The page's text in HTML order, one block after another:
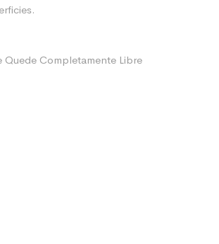
Quede Completamente Libre